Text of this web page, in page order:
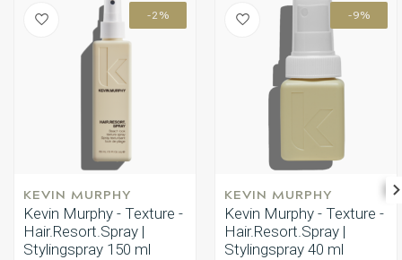
-2%
KEVIN MURPHY
Kevin Murphy - Texture -
Hair.Resort.Spray |
Stylingspray 150 ml
-9%
KEVIN MURPHY
Kevin Murphy - Texture -
Hair.Resort.Spray |
Stylingspray 40 ml